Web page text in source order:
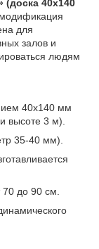
(доска 40х140
для
залов и
людям
40х140 мм
высоте 3 м).
35-40 мм).
до 90 см.